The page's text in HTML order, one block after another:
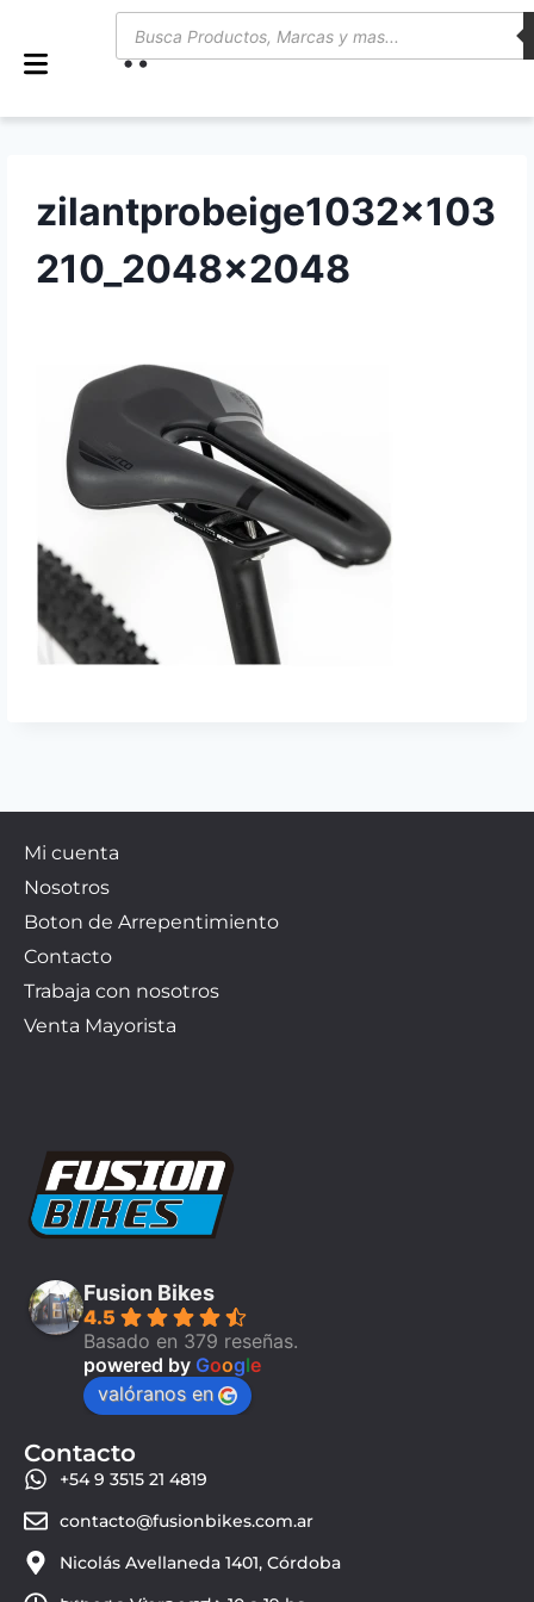
zilantprobeige1032x103
210_2048x2048
Mi cuenta
Nosotros
Boton de Arrepentimiento
Contacto
Trabaja con nosotros
Venta Mayorista
Fusion Bikes
4.5
Basado en 379 reseñas.
powered by Google
valóranos en
Contacto
+54 9 3515 21 4819
contacto@fusionbikes.com.ar
Nicolás Avellaneda 1401, Córdoba